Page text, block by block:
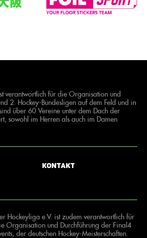
verantwortlich für die Organisation und
2. Hockey-Bundesligen auf dem Feld und in
über 60 Vereine unter dem Dach der
sowohl im Herren als auch im Damen
Kontakt
Hockeyliga e.V. ist zudem verantwortlich für
Organisation und Durchführung der Final4
der deutschen Hockey-Meisterschaften.